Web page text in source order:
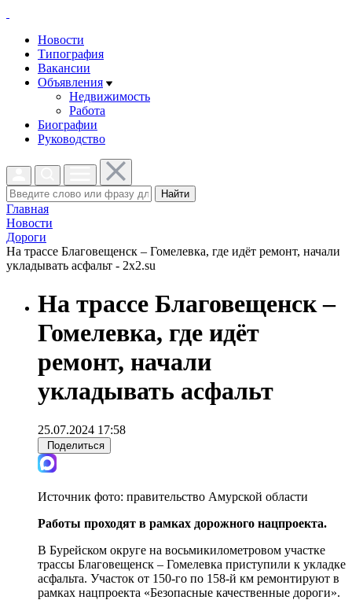
Новости
Типография
Вакансии
Объявления
Недвижимость
Работа
Биографии
Руководство
Найти
Главная
Новости
Дороги
На трассе Благовещенск – Гомелевка, где идёт ремонт, начали
укладывать асфальт - 2x2.su
На трассе Благовещенск –
Гомелевка, где идёт
ремонт, начали
укладывать асфальт
25.07.2024 17:58
Поделиться
Источник фото: правительство Амурской области
Работы проходят в рамках дорожного нацпроекта.
В Бурейском округе на восьмикилометровом участке
трассы Благовещенск – Гомелевка приступили к укладке
асфальта. Участок от 150-го по 158-й км ремонтируют в
рамках нацпроекта «Безопасные качественные дороги».